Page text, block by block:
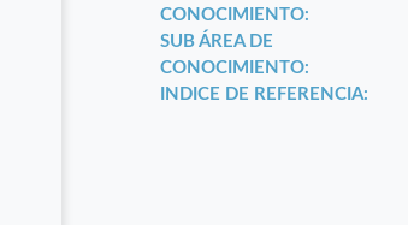
CONOCIMIENTO:
SUB ÁREA DE
CONOCIMIENTO:
INDICE DE REFERENCIA: